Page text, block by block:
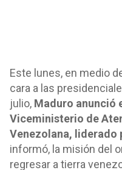
Este lunes, en medio
cara a las
julio, Maduro anunció
Viceministerio de
Venezolana, liderado
informó, la misión del
regresar a tierra